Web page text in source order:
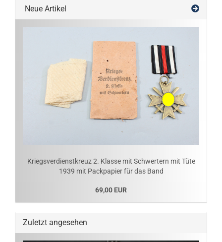
Neue Artikel
Kriegsverdienstkreuz 2. Klasse mit Schwertern mit Tüte
1939 mit Packpapier für das Band
69,00 EUR
Zuletzt angesehen